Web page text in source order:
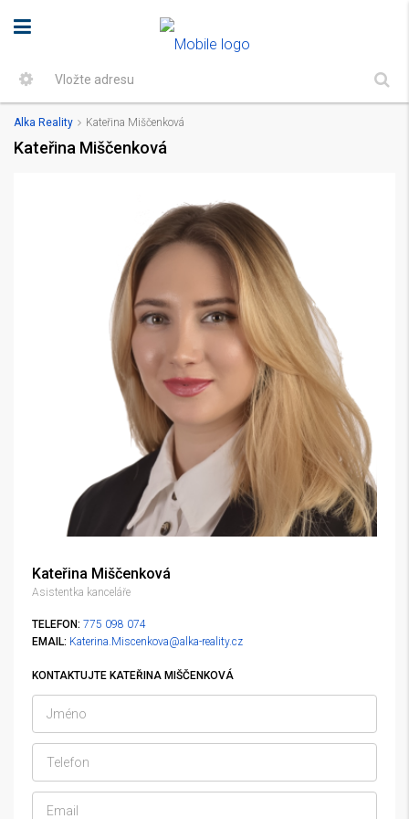
Alka Reality Kateřina Miščenková
Kateřina Miščenková
Kateřina Miščenková
Asistentka kanceláře
TELEFON: 775 098 074
EMAIL: Katerina.Miscenkova@alka-reality.cz
KONTAKTUJTE KATEŘINA MIŠČENKOVÁ